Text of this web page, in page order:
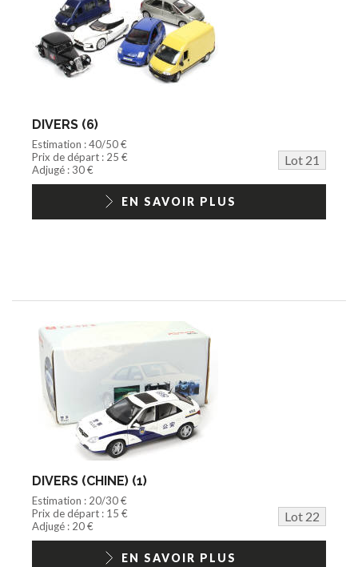
DIVERS (6)
Estimation : 40/50 €
Prix de départ : 25 €
Lot 21
Adjugé : 30 €
EN SAVOIR PLUS
DIVERS (CHINE) (1)
Estimation : 20/30 €
Prix de départ : 15 €
Lot 22
Adjugé : 20 €
EN SAVOIR PLUS